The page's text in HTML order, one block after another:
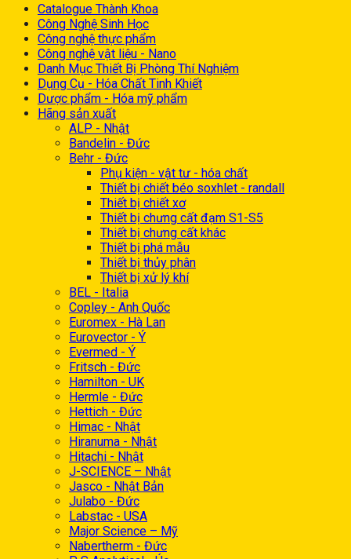
Catalogue Thành Khoa
Công Nghệ Sinh Học
Công nghệ thực phẩm
Công nghệ vật liệu - Nano
Danh Mục Thiết Bị Phòng Thí Nghiệm
Dụng Cụ - Hóa Chất Tinh Khiết
Dược phẩm - Hóa mỹ phẩm
Hãng sản xuất
ALP - Nhật
Bandelin - Đức
Behr - Đức
Phụ kiện - vật tư - hóa chất
Thiết bị chiết béo soxhlet - randall
Thiết bị chiết xơ
Thiết bị chưng cất đạm S1-S5
Thiết bị chưng cất khác
Thiết bị phá mẫu
Thiết bị thủy phân
Thiết bị xử lý khí
BEL - Italia
Copley - Anh Quốc
Euromex - Hà Lan
Eurovector - Ý
Evermed - Ý
Fritsch - Đức
Hamilton - UK
Hermle - Đức
Hettich - Đức
Himac - Nhật
Hiranuma - Nhật
Hitachi - Nhật
J-SCIENCE – Nhật
Jasco - Nhật Bản
Julabo - Đức
Labstac - USA
Major Science – Mỹ
Nabertherm - Đức